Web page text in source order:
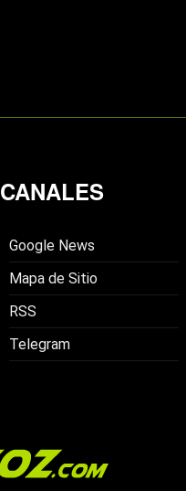
CANALES
Google News
Mapa de Sitio
RSS
Telegram